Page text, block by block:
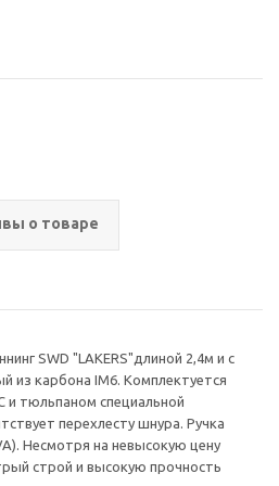
о товаре
SWD "LAKERS"длиной 2,4м и с
из карбона IM6. Комплектуется
и тюльпаном специальной
перехлесту шнура. Ручка
Несмотря на невысокую цену
строй и высокую прочность